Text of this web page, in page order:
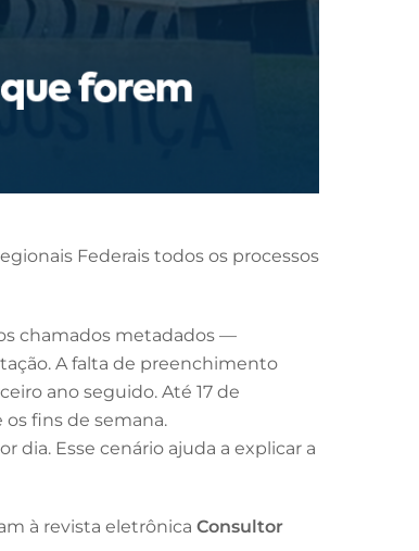
Federais todos os processos
chamados metadados —
A falta de preenchimento
ano seguido. Até 17 de
os fins de semana.
dia. Esse cenário ajuda a explicar a
à revista eletrônica Consultor